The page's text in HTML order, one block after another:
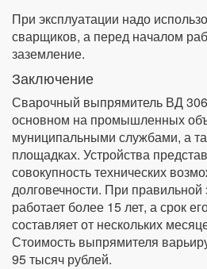
При эксплуатации надо
сварщиков, а перед началом
заземление.
Заключение
Сварочный выпрямитель ВД 306
основном на промышленных
муниципальными службами, а
площадках. Устройства
совокупность технических
долговечности. При правильной
работает более 15 лет, а срок
составляет от нескольких
Стоимость выпрямителя
95 тысяч рублей.